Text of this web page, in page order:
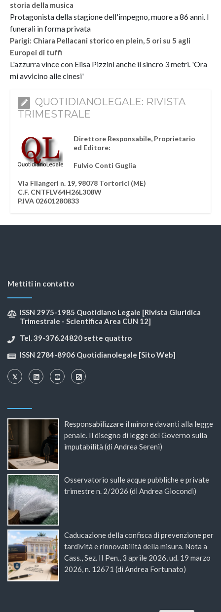
storia della musica
Protagonista della stagione dell'impegno, muore a 86 anni. I
funerali in forma privata
Parigi: Chiara Pellacani storico en plein, 5 ori su 5 agli
Europei di tuffi
L'azzurra vince con Elisa Pizzini anche il sincro 3 metri. 'Ora
mi avvicino alle cinesi'
QUOTIDIANOLEGALE: RIVISTA
TRIMESTRALE
Direttore Responsabile, Proprietario
ed Editore:
Fulvio Conti Guglia
Via Filangeri n. 19, 98078 Tortorici (ME)
C.F. CNTFLV64H26L308W
P.IVA 02601280833
Mettiti in contatto
ISSN 2975-1985 Quotidiano Legale [Rivista Giuridica
Trimestrale - Scientifica Area CUN 12]
Tel. 39-376.24820 sette quattro
ISSN 2784-8906 Quotidianolegale [Sito Web]
Responsabilizzare il minore davanti alla legge
penale. Il disegno di legge del Governo sulla
imputabilità (di Andrea Sereni)
Osservatorio sulle acque pubbliche e private
trimestre n. 2/2026 (di Andrea Giocondi)
Caducazione della confisca di prevenzione per
tardività e rinnovabilità della misura. Nota a
Cass., Sez. II Pen., 3 aprile 2026, ud. 19 marzo
2026, n. 12671 (di Andrea Fortunato)